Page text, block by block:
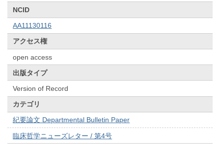
NCID
AA11130116
アクセス権
open access
出版タイプ
Version of Record
カテゴリ
紀要論文 Departmental Bulletin Paper
臨床哲学ニューズレター / 第4号